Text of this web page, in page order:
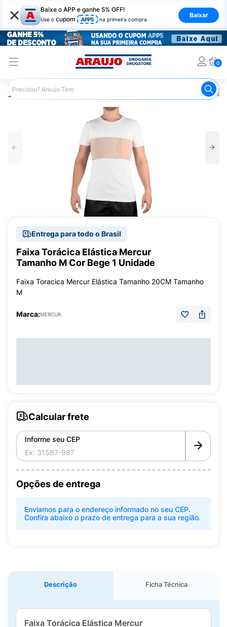
× Baixe o APP e ganhe 5% OFF!
Use o cupom APP5 na primeira compra
Baixar
0
Araujo Saúde e Bem Estar Faixa
Entrega para todo o Brasil
Faixa Torácica Elástica Mercur
Tamanho M Cor Bege 1 Unidade
Faixa Toracica Mercur Elástica Tamanho 20CM Tamanho
M
Marca:MERCUR
Calcular frete
Informe seu CEP
Opções de entrega
Enviamos para o endereço informado no seu CEP.
Confira abaixo o prazo de entrega para a sua região.
Descrição Ficha Técnica
Faixa Torácica Elástica Mercur